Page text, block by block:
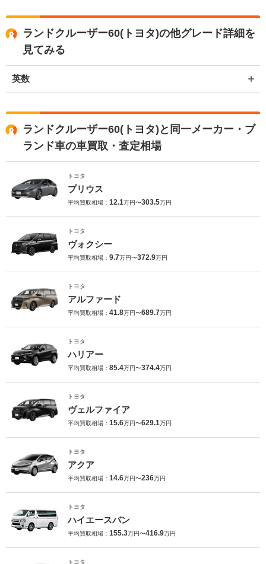
バンや輸入車、軽自動車などの各種専門店を展開しているため、また
機会がございましたら是非お力添えできれば幸いでございます。 今後
とも宜しくお願い申し上げます。
ランドクルーザー60(トヨタ)の他グレード詳細を
見てみる
英数
ランドクルーザー60(トヨタ)と同一メーカー・ブ
ランド車の車買取・査定相場
トヨタ
プリウス
平均買取相場： 12.1万円〜303.5万円
トヨタ
ヴォクシー
平均買取相場： 9.7万円〜372.9万円
トヨタ
アルファード
平均買取相場： 41.8万円〜689.7万円
トヨタ
ハリアー
平均買取相場： 85.4万円〜374.4万円
トヨタ
ヴェルファイア
平均買取相場： 15.6万円〜629.1万円
トヨタ
アクア
平均買取相場： 14.6万円〜236万円
トヨタ
ハイエースバン
平均買取相場： 155.3万円〜416.9万円
トヨタ